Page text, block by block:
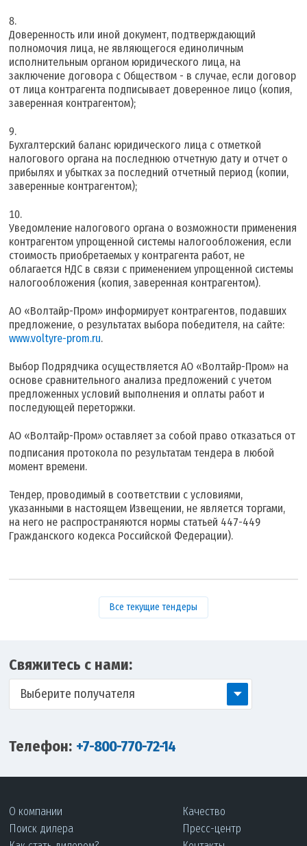
Доверенность или иной документ, подтверждающий
полномочия лица, не являющегося единоличным
исполнительным органом юридического лица, на
заключение договора с Обществом - в случае, если договор
от лица контрагента подписывает доверенное лицо (копия,
заверенная контрагентом);
Бухгалтерский баланс юридического лица с отметкой
налогового органа на последнюю отчетную дату и отчет о
прибылях и убытках за последний отчетный период (копии,
заверенные контрагентом);
Уведомление налогового органа о возможности применения
контрагентом упрощенной системы налогообложения, если
стоимость приобретаемых у контрагента работ, не
облагается НДС в связи с применением упрощенной системы
налогообложения (копия, заверенная контрагентом).
АО «Волтайр-Пром» информирует контрагентов, подавших
предложение, о результатах выбора победителя, на сайте:
www.voltyre-prom.ru.
Выбор Подрядчика осуществляется АО «Волтайр-Пром» на
основе сравнительного анализа предложений с учетом
предложенных условий выполнения и оплаты работ и
последующей переторжки.
АО «Волтайр-Пром» оставляет за собой право отказаться от
подписания протокола по результатам тендера в любой
момент времени.
Тендер, проводимый в соответствии с условиями,
указанными в настоящем Извещении, не является торгами,
на него не распространяются нормы статьей 447-449
Гражданского кодекса Российской Федерации).
Все текущие тендеры
Свяжитесь с нами:
Выберите получателя
Телефон: +7-800-770-72-14
О компании
Поиск дилера
Качество
Пресс-центр